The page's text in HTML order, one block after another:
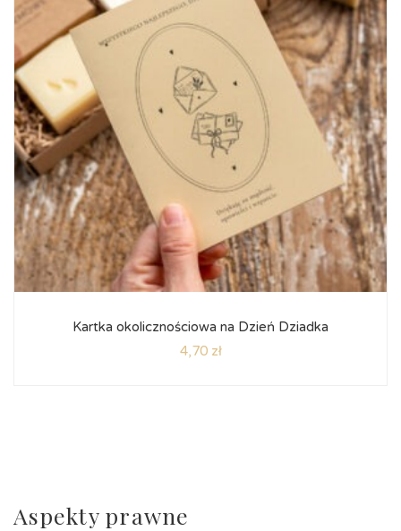
Kartka okolicznościowa na Dzień Dziadka
4,70 zł
Aspekty prawne